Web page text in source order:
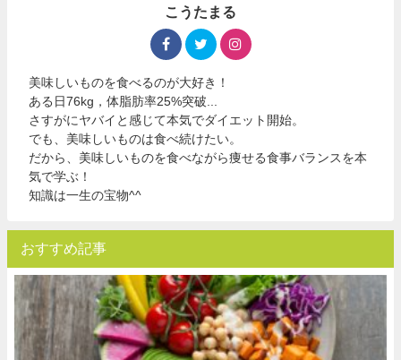
こうたまる
美味しいものを食べるのが大好き！
ある日76kg，体脂肪率25%突破...
さすがにヤバイと感じて本気でダイエット開始。
でも、美味しいものは食べ続けたい。
だから、美味しいものを食べながら痩せる食事バランスを本
気で学ぶ！
知識は一生の宝物^^
おすすめ記事